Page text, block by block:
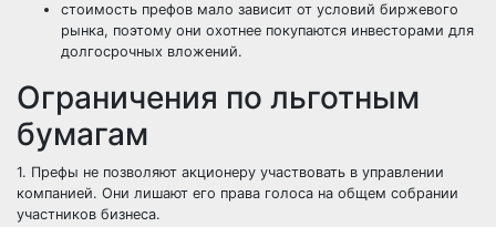
стоимость префов мало зависит от условий биржевого
рынка, поэтому они охотнее покупаются инвесторами для
долгосрочных вложений.
Ограничения по льготным
бумагам
1. Префы не позволяют акционеру участвовать в управлении
компанией. Они лишают его права голоса на общем собрании
участников бизнеса.